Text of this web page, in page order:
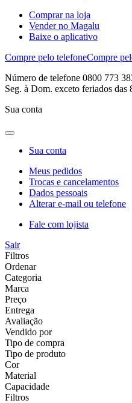
Comprar na loja
Vender no Magalu
Baixe o aplicativo
Compre pelo telefoneCompre
Número de telefone 0800 773
Seg. à Dom. exceto feriados das
Sua conta
Sua conta
Meus pedidos
Trocas e cancelamentos
Dados pessoais
Alterar e-mail ou telefone
Fale com lojista
Sair
Filtros
Ordenar
Categoria
Marca
Preço
Entrega
Avaliação
Vendido por
Tipo de compra
Tipo de produto
Cor
Material
Capacidade
Filtros